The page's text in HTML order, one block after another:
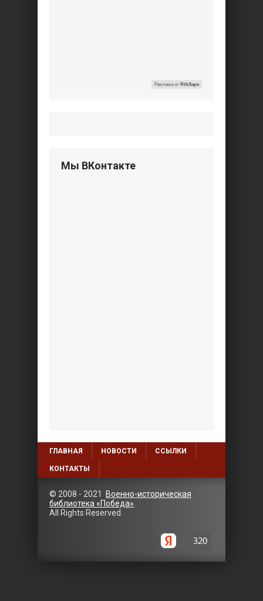
Реклама от RtbSape
Мы ВКонтакте
ГЛАВНАЯ НОВОСТИ ССЫЛКИ
КОНТАКТЫ
© 2008 - 2021
Военно-историческая
библиотека «Победа».
All Rights Reserved.